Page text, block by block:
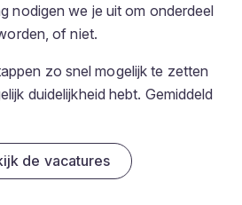
nodigen we je uit om onderdeel
of niet.
zo snel mogelijk te zetten
duidelijkheid hebt. Gemiddeld
de vacatures